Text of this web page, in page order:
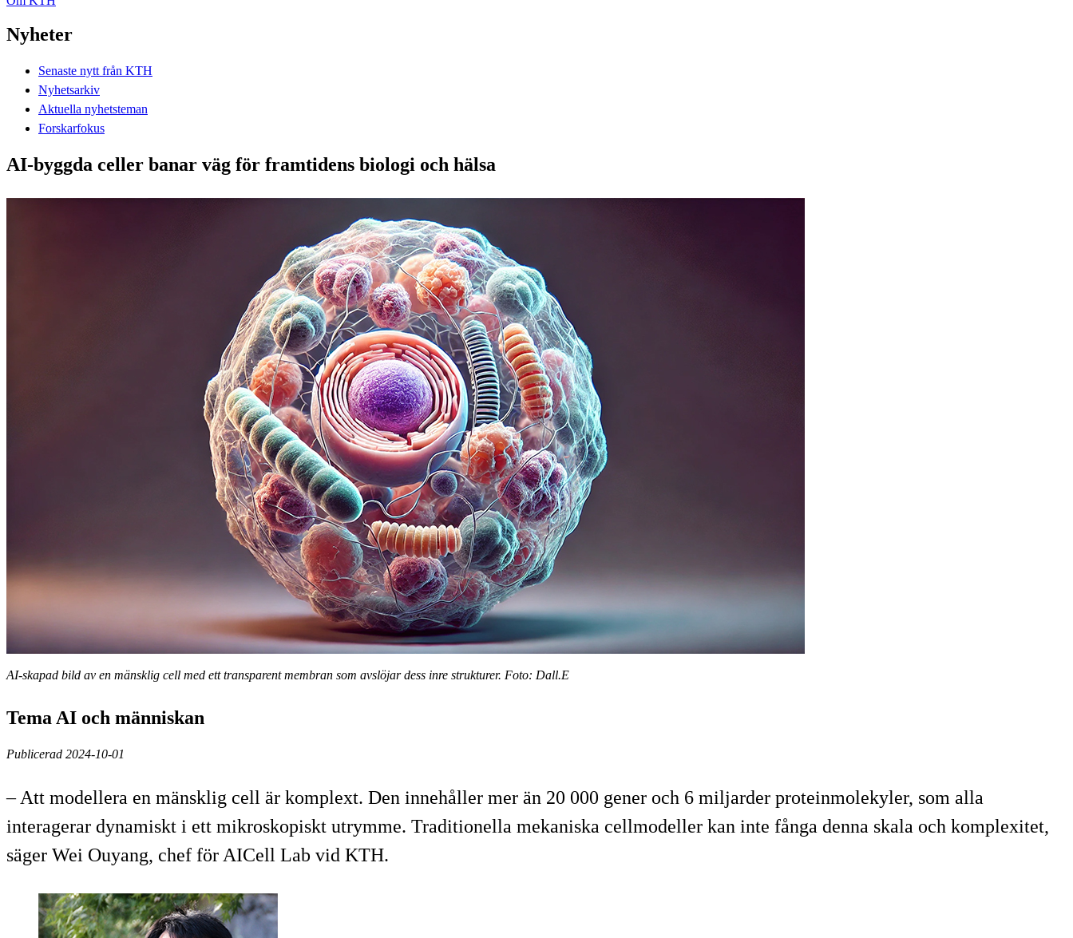
Nyheter
Senaste nytt från KTH
Nyhetsarkiv
Aktuella nyhetsteman
Forskarfokus
AI-byggda celler banar väg för framtidens biologi och hälsa
AI-skapad bild av en mänsklig cell med ett transparent membran som avslöjar dess inre strukturer. Foto: Dall.E
Tema AI och människan
Publicerad 2024-10-01
– Att modellera en mänsklig cell är komplext. Den innehåller mer än 20 000 gener och 6 miljarder proteinmolekyler, som alla
interagerar dynamiskt i ett mikroskopiskt utrymme. Traditionella mekaniska cellmodeller kan inte fånga denna skala och komplexitet,
säger Wei Ouyang, chef för AICell Lab vid KTH.